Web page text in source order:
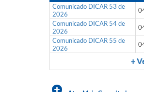
Comunicado DICAR 53 de
2026
Comunicado DICAR 54 de
2026
Comunicado DICAR 55 de
2026
+